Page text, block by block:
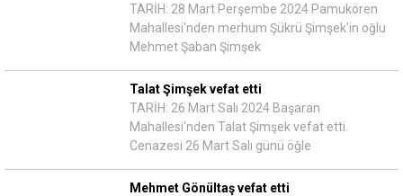
TARİH: 28 Mart Perşembe 2024 Pamukören
Mahallesi'nden merhum Şükrü Şimşek'in oğlu
Mehmet Şaban Şimşek
Talat Şimşek vefat etti
TARİH: 26 Mart Salı 2024 Başaran
Mahallesi'nden Talat Şimşek vefat etti.
Cenazesi 26 Mart Salı günü öğle
Mehmet Gönültaş vefat etti